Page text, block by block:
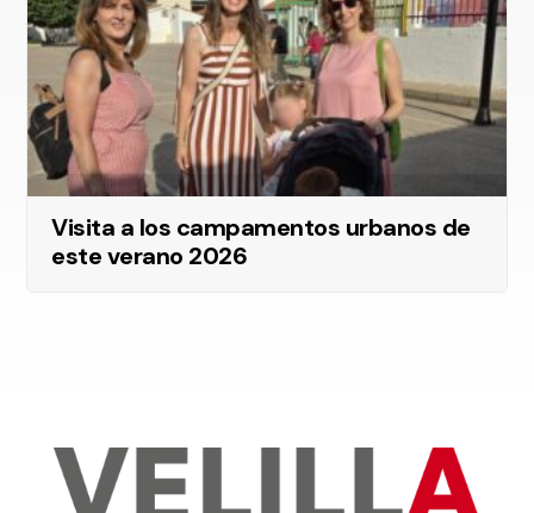
Visita a los campamentos urbanos de
este verano 2026